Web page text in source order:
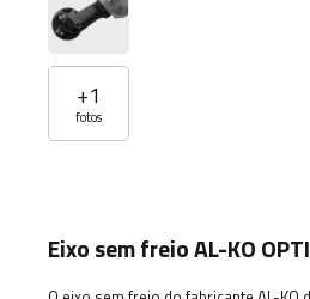
+1
fotos
Eixo sem freio AL-KO